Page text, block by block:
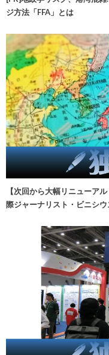
ジ方法「FFA」とは
【次回から大幅リニューア
際ジャーナリスト・ビニシウ